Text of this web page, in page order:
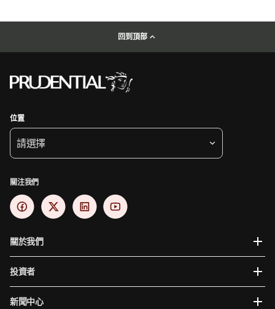
回到頂部
位置
請選擇
關注我們
關於我們
投資者
新聞中心